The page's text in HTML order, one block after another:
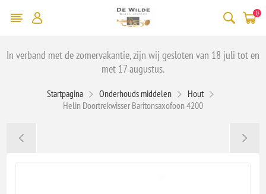
0
In verband met de zomervakantie, zijn wij gesloten van 18 juli tot en
met 17 augustus.
Startpagina Onderhouds middelen
Hout
Helin Doortrekwisser Baritonsaxofoon 4200